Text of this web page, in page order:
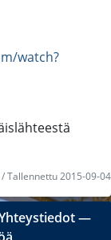
watch?
Tallennettu 2015-09-04
―